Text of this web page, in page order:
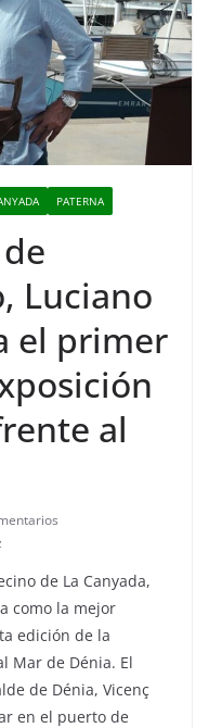
PATERNA
Luciano
el primer
al
de La Canyada,
como la mejor
edición de la
Mar de Dénia. El
de Dénia, Vicenç
en el puerto de